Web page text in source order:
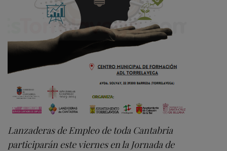
Lanzaderas de Empleo de toda Cantabria
participarán este viernes en la Jornada de